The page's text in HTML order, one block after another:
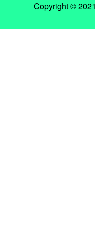
Copyright ©